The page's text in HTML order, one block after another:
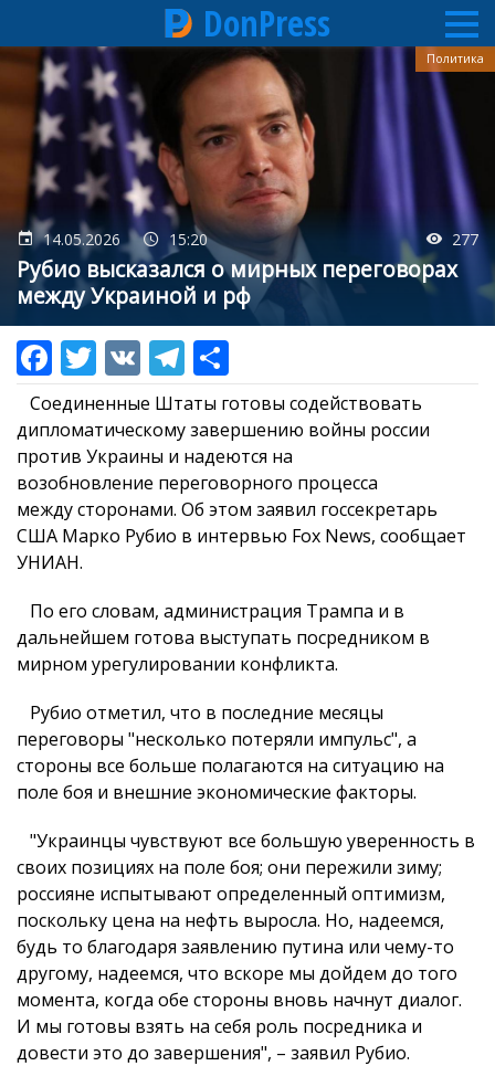
Перейти
основному
содержанию
DonPress
14.05.2026 15:20 277
Рубио высказался о мирных переговорах
между Украиной и рф
Политика
Соединенные Штаты готовы содействовать
дипломатическому завершению войны россии
против Украины и надеются на
возобновление переговорного процесса
между сторонами. Об этом заявил госсекретарь
США Марко Рубио в интервью Fox News, сообщает
УНИАН.
По его словам, администрация Трампа и в
дальнейшем готова выступать посредником в
мирном урегулировании конфликта.
Рубио отметил, что в последние месяцы
переговоры "несколько потеряли импульс", а
стороны все больше полагаются на ситуацию на
поле боя и внешние экономические факторы.
"Украинцы чувствуют все большую уверенность в
своих позициях на поле боя; они пережили зиму;
россияне испытывают определенный оптимизм,
поскольку цена на нефть выросла. Но, надеемся,
будь то благодаря заявлению путина или чему-то
другому, надеемся, что вскоре мы дойдем до того
момента, когда обе стороны вновь начнут диалог.
И мы готовы взять на себя роль посредника и
довести это до завершения", – заявил Рубио.